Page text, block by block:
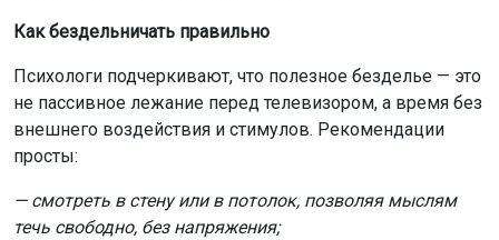
Как бездельничать правильно
Психологи подчеркивают, что полезное безделье — это
не пассивное лежание перед телевизором, а время без
внешнего воздействия и стимулов. Рекомендации
просты:
— смотреть в стену или в потолок, позволяя мыслям
течь свободно, без напряжения;